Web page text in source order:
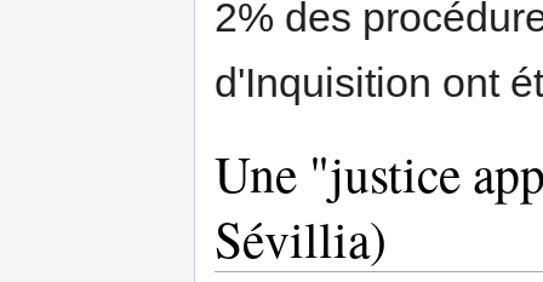
2% des
d'Inquisition ont
Une "justice
Sévillia)